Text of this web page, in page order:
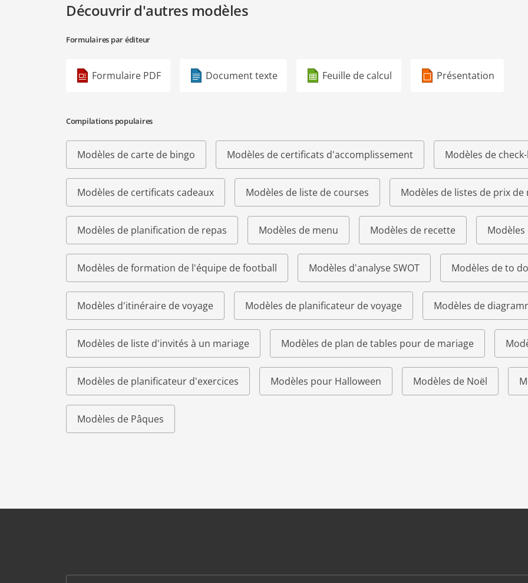
Découvrir d'autres modèles
Formulaires par éditeur
Formulaire PDF Document texte Feuille de calcul Présentation
Compilations populaires
Modèles de carte de bingo Modèles de certificats d'accomplissement Modèles de
Modèles de certificats cadeaux Modèles de liste de courses Modèles de listes de prix de
Modèles de planification de repas Modèles de menu Modèles de recette Modèles
Modèles de formation de l'équipe de football Modèles d'analyse SWOT Modèles de to
Modèles d'itinéraire de voyage Modèles de planificateur de voyage Modèles de
Modèles de liste d'invités à un mariage Modèles de plan de tables pour de mariage
Modèles de planificateur d'exercices Modèles pour Halloween Modèles de Noël
Modèles de Pâques